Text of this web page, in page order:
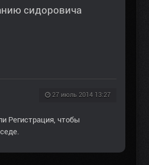
сидоровича
27 июль 2014 13:27
Регистрация, чтобы